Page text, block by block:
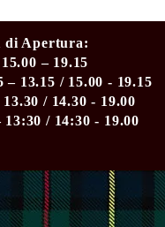
di Apertura:
– 19.15
– 13.15 / 15.00 - 19.15
/ 14.30 - 19.00
13:30 / 14:30 - 19.00